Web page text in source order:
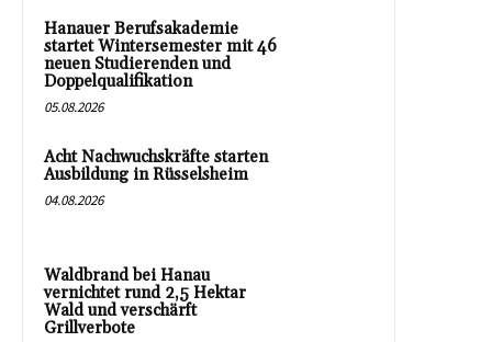
Hanauer Berufsakademie
startet Wintersemester mit 46
neuen Studierenden und
Doppelqualifikation
05.08.2026
Acht Nachwuchskräfte starten
Ausbildung in Rüsselsheim
04.08.2026
Waldbrand bei Hanau
vernichtet rund 2,5 Hektar
Wald und verschärft
Grillverbote